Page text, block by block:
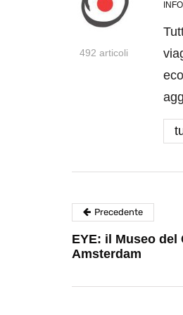
492 articoli
Precedente
EYE: il Museo del
Amsterdam